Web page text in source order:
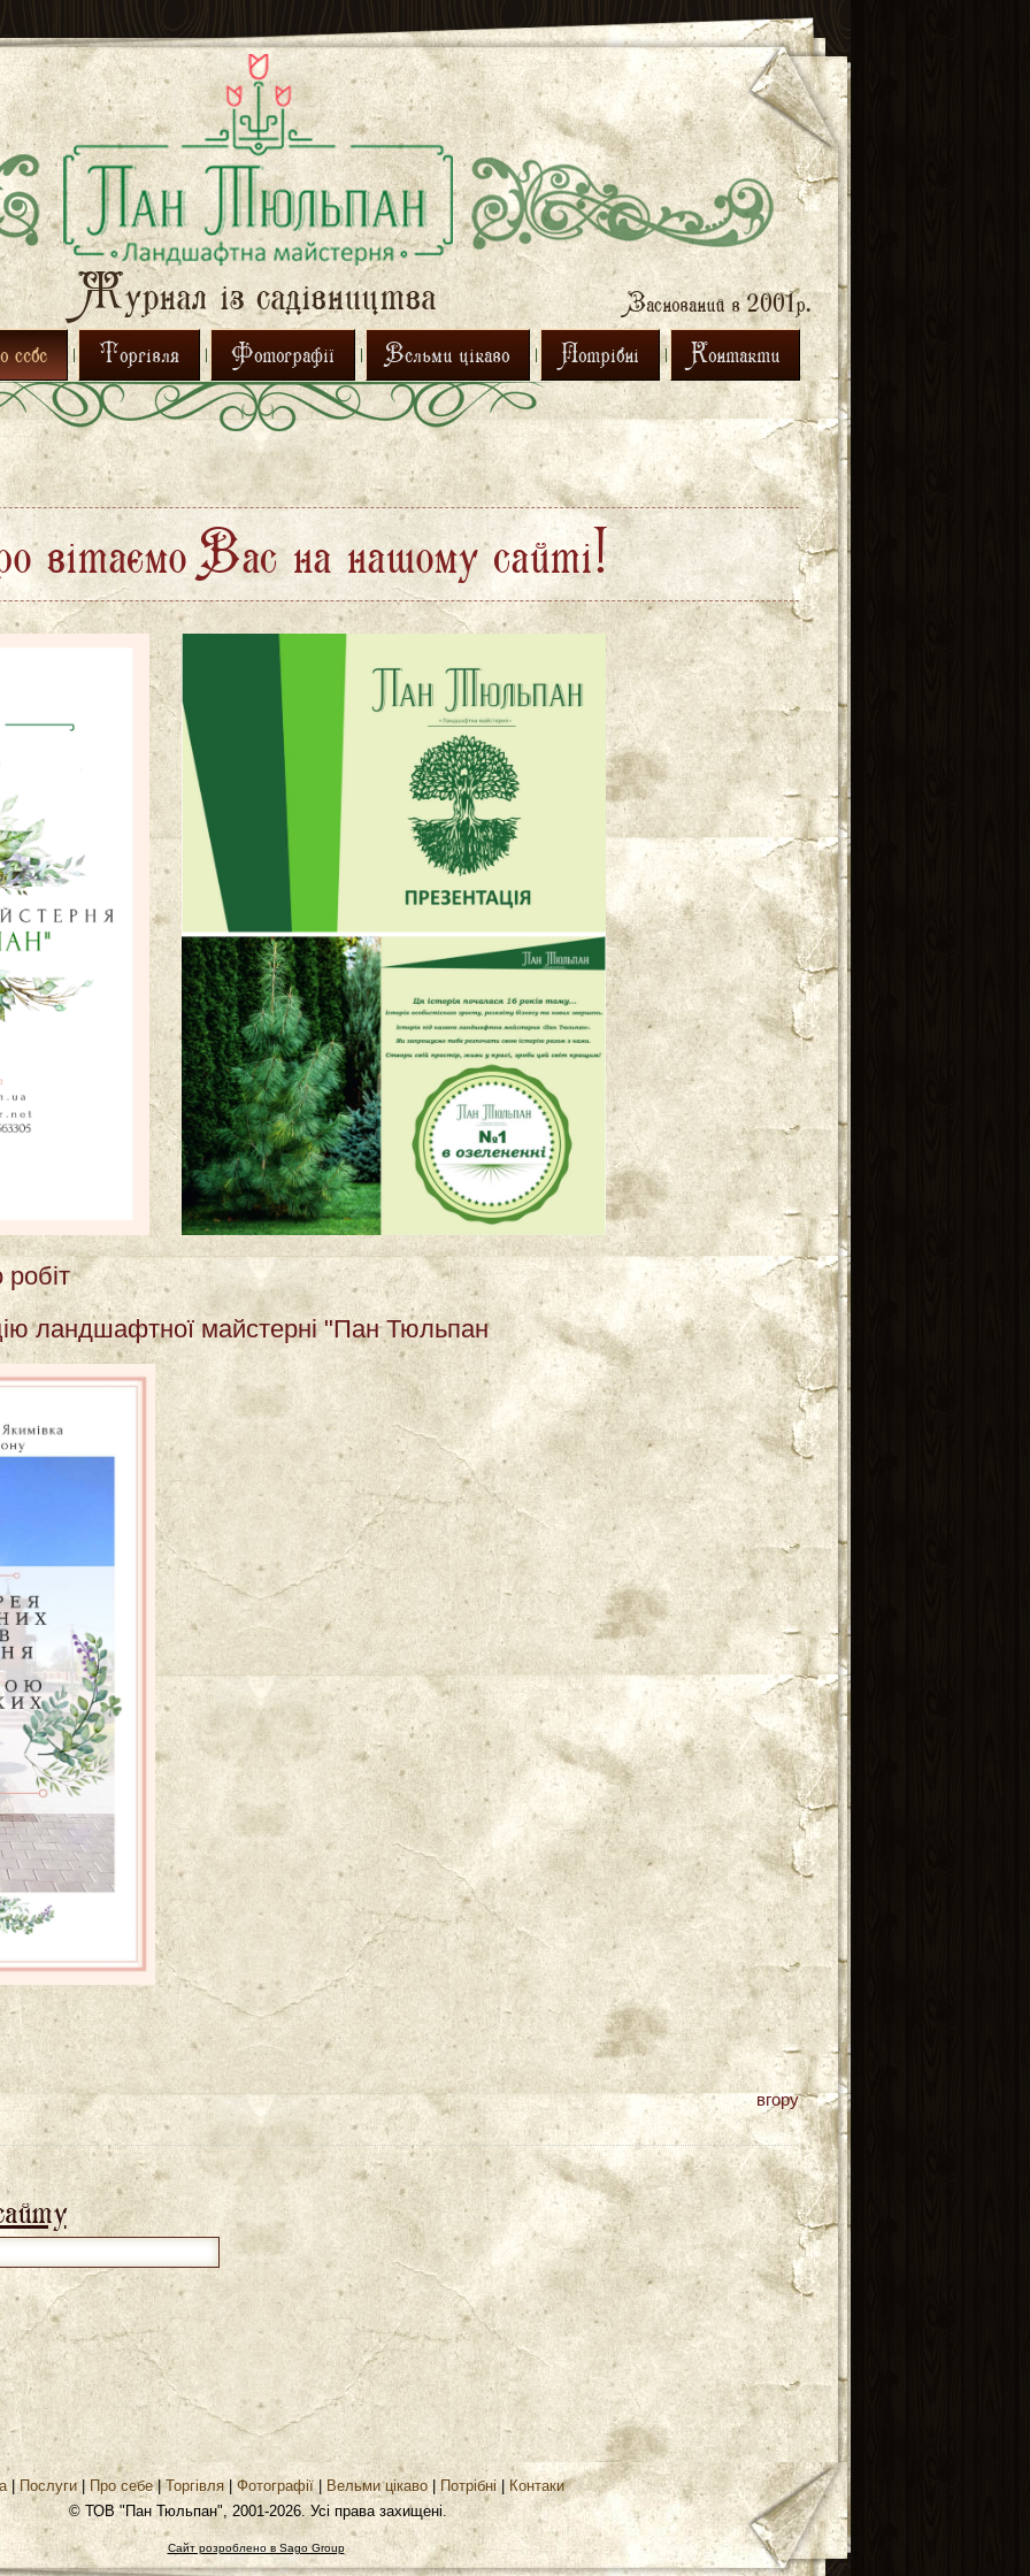
Журнал із садівництва
Заснований в 2001р.
себе
Торгівля Фотографії Вельми цікаво Потрібні Контакти
Вас на нашому сайті!
ландшафтної майстерні "Пан Тюльпан
вгору
|Послуги| Про себе|Торгівля| Фотографії| Вельми цікаво| Потрібні |
Контаки
© ТОВ "Пан Тюльпан", 2001-2026. Усі права захищені.
Сайт розроблено в Sago Group.